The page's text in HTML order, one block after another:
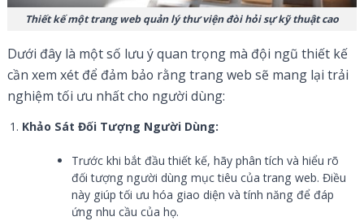
Thiết kế một trang web quản lý thư viện đòi hỏi sự kỹ thuật cao
Dưới đây là một số lưu ý quan trọng mà đội ngũ thiết kế
cần xem xét để đảm bảo rằng trang web sẽ mang lại trải
nghiệm tối ưu nhất cho người dùng:
Khảo Sát Đối Tượng Người Dùng:
Trước khi bắt đầu thiết kế, hãy phân tích và hiểu rõ
đối tượng người dùng mục tiêu của trang web. Điều
này giúp tối ưu hóa giao diện và tính năng để đáp
ứng nhu cầu của họ.